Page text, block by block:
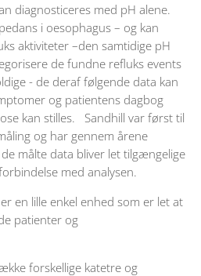
diagnosticeres med pH alene.
i oesophagus – og kan
aktiviteter –den samtidige pH
de fundne refluks events
- de deraf følgende data kan
og patientens dagbog
kan stilles. Sandhill var først til
og har gennem årene
målte data bliver let tilgængelige
med analysen.
en lille enkel enhed som er let at
patienter og
forskellige katetre og